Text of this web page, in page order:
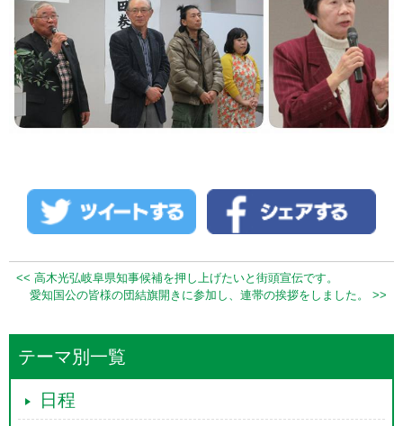
<< 高木光弘岐阜県知事候補を押し上げたいと街頭宣伝です。
愛知国公の皆様の団結旗開きに参加し、連帯の挨拶をしました。 >>
テーマ別一覧
日程